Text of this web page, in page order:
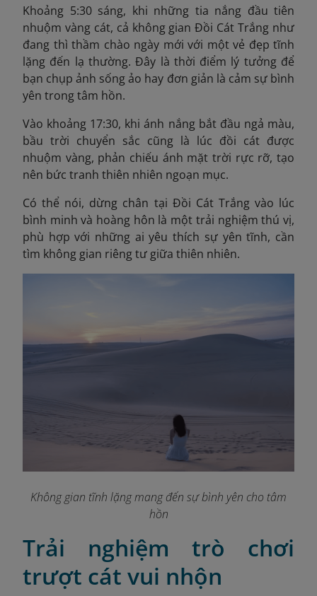
Khoảng 5:30 sáng, khi những tia nắng đầu tiên
nhuộm vàng cát, cả không gian Đồi Cát Trắng như
đang thì thầm chào ngày mới với một vẻ đẹp tĩnh
lặng đến lạ thường. Đây là thời điểm lý tưởng để
bạn chụp ảnh sống ảo hay đơn giản là cảm sự bình
yên trong tâm hồn.
Vào khoảng 17:30, khi ánh nắng bắt đầu ngả màu,
bầu trời chuyển sắc cũng là lúc đồi cát được
nhuộm vàng, phản chiếu ánh mặt trời rực rỡ, tạo
nên bức tranh thiên nhiên ngoạn mục.
Có thể nói, dừng chân tại Đồi Cát Trắng vào lúc
bình minh và hoàng hôn là một trải nghiệm thú vị,
phù hợp với những ai yêu thích sự yên tĩnh, cần
tìm không gian riêng tư giữa thiên nhiên.
Không gian tĩnh lặng mang đến sự bình yên cho tâm
hồn
Trải nghiệm trò chơi
trượt cát vui nhộn